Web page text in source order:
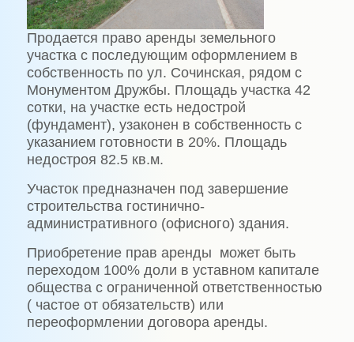
Продается право аренды земельного
участка с последующим оформлением в
собственность по ул. Сочинская, рядом с
Монументом Дружбы. Площадь участка 42
сотки, на участке есть недострой
(фундамент), узаконен в собственность с
указанием готовности в 20%. Площадь
недостроя 82.5 кв.м.
Участок предназначен под завершение
строительства гостинично-
административного (офисного) здания.
Приобретение прав аренды может быть
переходом 100% доли в уставном капитале
общества с ограниченной ответственностью
( частое от обязательств) или
переоформлении договора аренды.